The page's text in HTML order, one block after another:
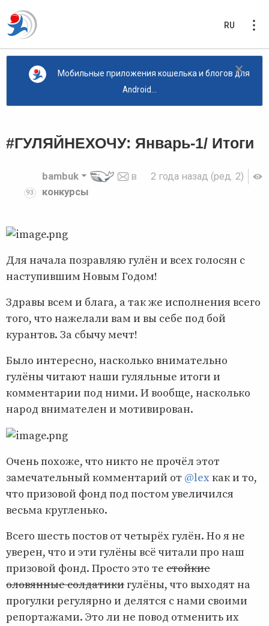
RU
×
Мобильные приложения кошелька и блогов для
Android...
#ГУЛЯЙНЕХОЧУ: Январь-1/ Итоги
2 года назад (ред. 2)
93
bambuk
в
конкурсы
Для начала позравляю гулён и всех голосян с
наступившим Новым Годом!
Здравы всем и блага, а так же исполнения всего
того, что нажелали вам и вы себе под бой
курантов. За сбычу мечт!
Было интересно, насколько внимательно
гулёны читают наши гуляльные итоги и
комментарии под ними. И вообще, насколько
народ внимателен и мотивирован.
Очень похоже, что никто не прочёл этот
замечательный комментарий от @lexкак и то,
что призовой фонд под постом увеличился
весьма кругленько.
Всего шесть постов от четырёх гулён. Но я не
уверен, что и эти гулёны всё читали про наш
призовой фонд. Просто это те стойкие
оловянные солдатикигулёны, что выходят на
прогулки регулярно и делятся с нами своими
репортажами. Это ли не повод отменить их